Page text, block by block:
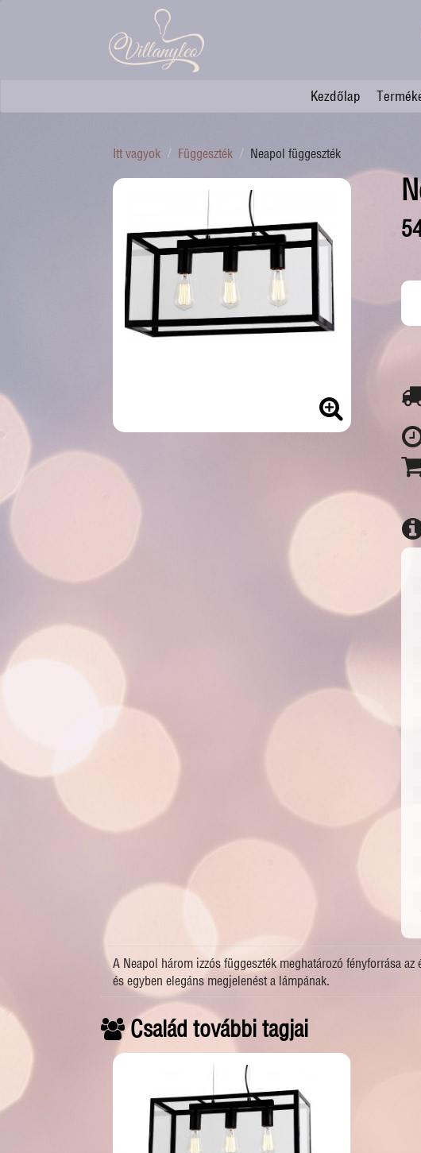
Kezdőlap
Itt vagyok Függeszték Neapol függeszték
A Neapol három izzós függeszték meghatározó fényforrása
és egyben elegáns megjelenést a lámpának.
Család további tagjai